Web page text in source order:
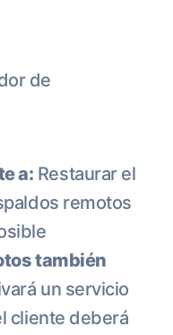
de
a: Restaurar el
remotos
también
un servicio
cliente deberá